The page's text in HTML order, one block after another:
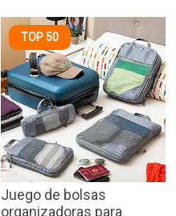
TOP 50
Juego de bolsas
organizadoras para